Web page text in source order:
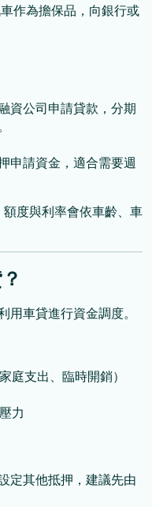
車作為擔保品，向銀行或
資公司申請貸款，分期
申請資金，適合需要週
度與利率會依車齡、車
車貸進行資金調度。
庭支出、臨時開銷）
力
定其他抵押，建議先由